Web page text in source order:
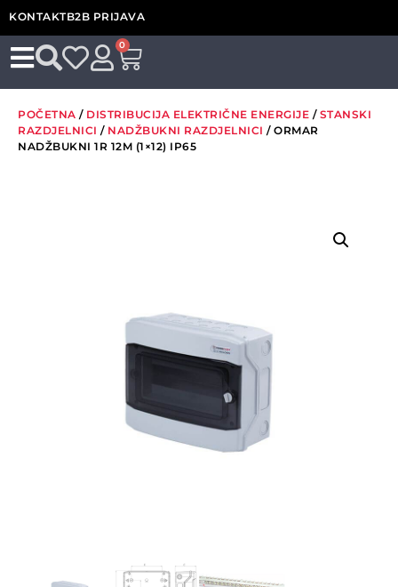
KONTAKTB2B PRIJAVA
0
POČETNA / DISTRIBUCIJA ELEKTRIČNE ENERGIJE / STANSKI
RAZDJELNICI / NADŽBUKNI RAZDJELNICI / ORMAR
NADŽBUKNI 1R 12M (1×12) IP65